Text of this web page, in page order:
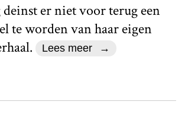
er niet voor terug een
te worden van haar eigen
Lees meer